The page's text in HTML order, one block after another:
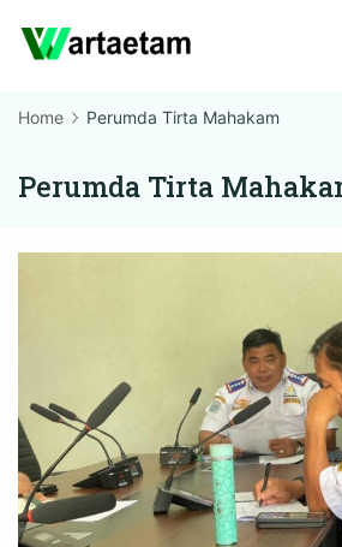
Home Perumda Tirta Mahakam
Perumda Tirta